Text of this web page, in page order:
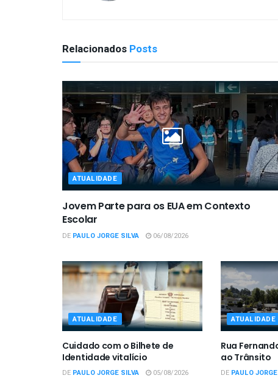
Relacionados Posts
ATUALIDADE
Jovem Parte para os EUA em Contexto
Escolar
DE PAULO JORGE SILVA 06/08/2026
ATUALIDADE
Cuidado com o Bilhete de
Identidade vitalício
DE PAULO JORGE SILVA 05/08/2026
ATUALIDADE
Rua
ao Trânsito
DE PAULO